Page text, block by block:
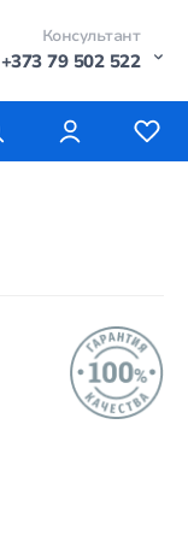
Консультант
+373 79 502 522